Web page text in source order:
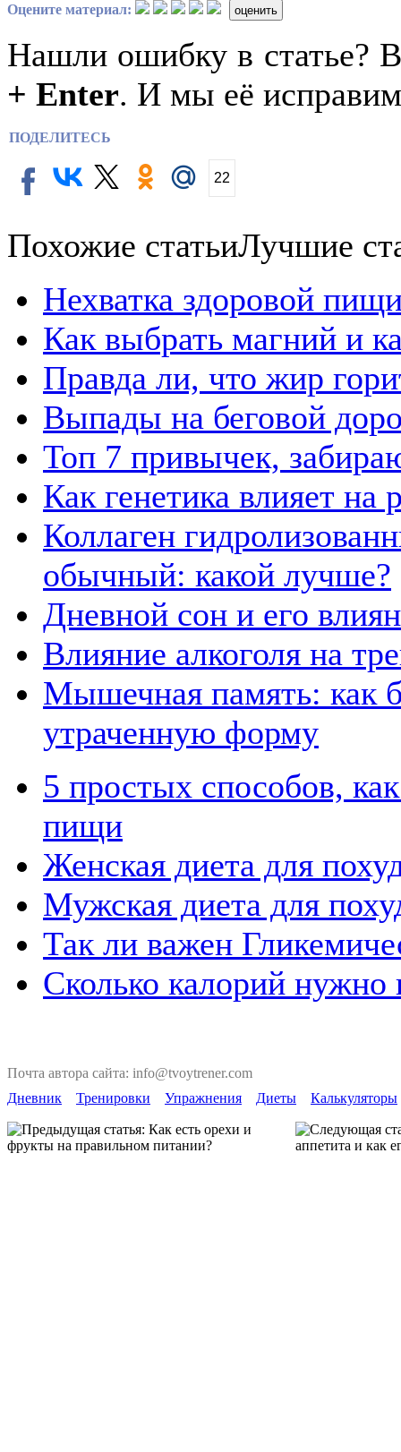
Оцените материал: оценить
Нашли ошибку в статье?
+ Enter. И мы её
ПОДЕЛИТЕСЬ
22
Похожие статьиЛучшие
Нехватка здоровой
Как выбрать магний и
Правда ли, что жир
Выпады на беговой
Топ 7 привычек,
Как генетика влияет
Коллаген
обычный: какой лучше?
Дневной сон и его
Влияние алкоголя на
Мышечная память: как
утраченную форму
5 простых способов,
пищи
Женская диета для
Мужская диета для
Так ли важен
Сколько калорий нужно
Почта автора сайта: info@tvoytrener.com
Дневник
Тренировки Упражнения Диеты Калькуляторы